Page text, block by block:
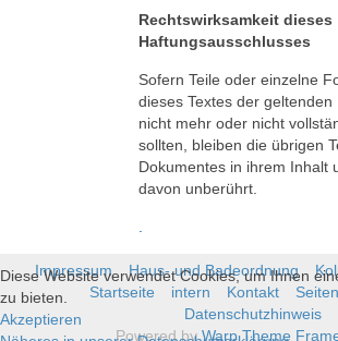
Rechtswirksamkeit dieses
Haftungsausschlusses
Sofern Teile oder einzelne
dieses Textes der geltenden
nicht mehr oder nicht
sollten, bleiben die übrigen
Dokumentes in ihrem Inhalt
davon unberührt.
Impressum Haus- und Badeordnung
Startseite
intern Kontakt
Datenschutzhinweis
Powered byWarp Theme
Diese Website verwendet Cookies, um Ihnen
zu bieten.
Akzeptieren